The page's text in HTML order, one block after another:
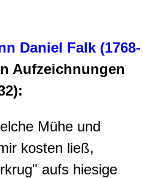
Daniel Falk (1768-
Aufzeichnungen
Mühe und
kosten ließ,
aufs hiesige